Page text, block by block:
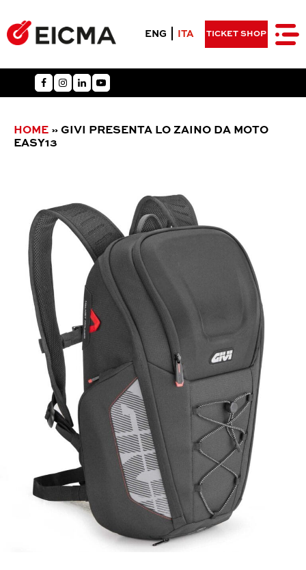
ENG ITA TICKET SHOP
HOME » GIVI PRESENTA LO ZAINO DA MOTO
EASY13